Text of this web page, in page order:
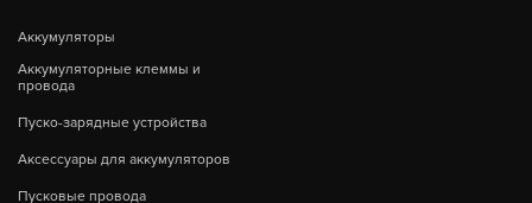
Аккумуляторы
Аккумуляторные клеммы и
провода
Пуско-зарядные устройства
Аксессуары для аккумуляторов
Пусковые провода